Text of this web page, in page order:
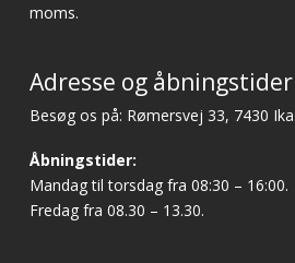
moms.
Adresse og åbningstider
Besøg os på: Rømersvej 33, 7430
Åbningstider:
Mandag til torsdag fra 08:30 – 16:00.
Fredag fra 08.30 – 13.30.